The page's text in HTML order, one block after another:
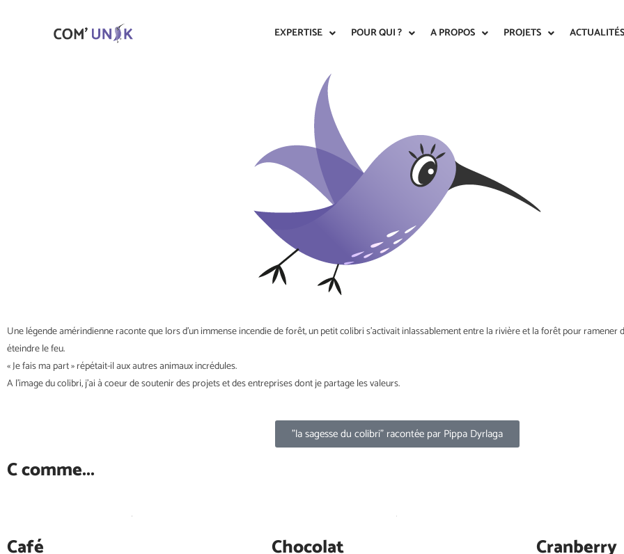
EXPERTISE POUR QUI ? A PROPOS PROJETS
Une légende amérindienne raconte que lors d’un immense incendie de forêt, un petit colibri s’activait inlassablement entre la rivière et la forêt pour ramener
éteindre le feu.
« Je fais ma part » répétait-il aux autres animaux incrédules.
A l’image du colibri, j’ai à coeur de soutenir des projets et des entreprises dont je partage les valeurs.
"la sagesse du colibri" racontée par Pippa Dyrlaga
C comme...
Café Chocolat Cranberry